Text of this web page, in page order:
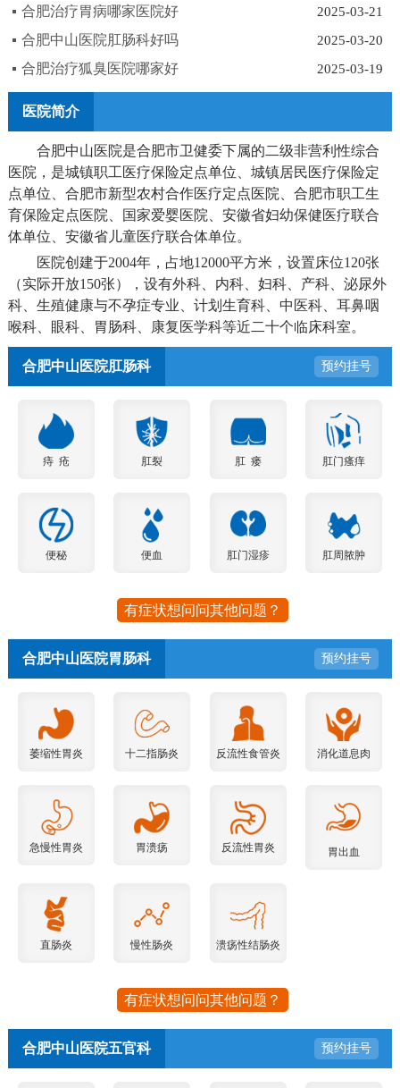
2025-03-21
合肥治疗胃病哪家医院好
2025-03-20
合肥中山医院肛肠科好吗
2025-03-19
合肥治疗狐臭医院哪家好
医院简介
合肥中山医院是合肥市卫健委下属的二级非营利性综合
医院，是城镇职工医疗保险定点单位、城镇居民医疗保险定
点单位、合肥市新型农村合作医疗定点医院、合肥市职工生
育保险定点医院、国家爱婴医院、安徽省妇幼保健医疗联合
体单位、安徽省儿童医疗联合体单位。
医院创建于2004年，占地12000平方米，设置床位120张
（实际开放150张），设有外科、内科、妇科、产科、泌尿外
科、生殖健康与不孕症专业、计划生育科、中医科、耳鼻咽
喉科、眼科、胃肠科、康复医学科等近二十个临床科室。
合肥中山医院肛肠科 预约挂号
痔 疮 肛裂 肛 瘘 肛门瘙痒
便秘 便血 肛门湿疹 肛周脓肿
有症状想问问其他问题？
合肥中山医院胃肠科 预约挂号
萎缩性胃炎 十二指肠炎 反流性食管炎 消化道息肉
急慢性胃炎 胃溃疡 反流性胃炎 胃出血
直肠炎 慢性肠炎 溃疡性结肠炎
有症状想问问其他问题？
合肥中山医院五官科 预约挂号